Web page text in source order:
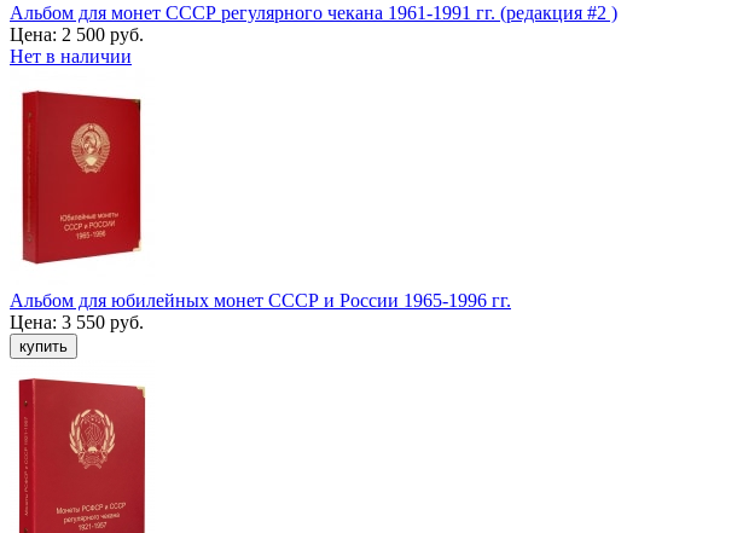
Альбом для монет СССР регулярного чекана 1961-1991 гг. (редакция #2 )
Цена: 2 500 руб.
Нет в наличии
Альбом для юбилейных монет СССР и России 1965-1996 гг.
Цена: 3 550 руб.